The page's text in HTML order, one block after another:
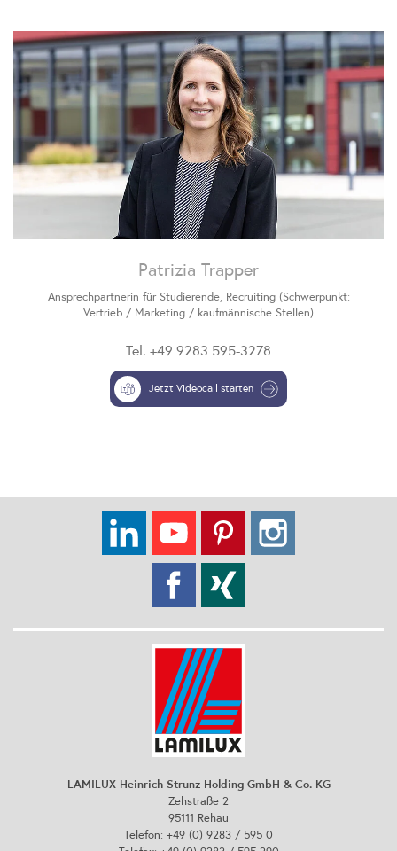
Patrizia Trapper
Ansprechpartnerin für Studierende, Recruiting (Schwerpunkt:
Vertrieb / Marketing / kaufmännische Stellen)
Tel. +49 9283 595-3278
Jetzt Videocall starten
LAMILUX Heinrich Strunz Holding GmbH & Co. KG
Zehstraße 2
95111 Rehau
Telefon: +49 (0) 9283 / 595 0